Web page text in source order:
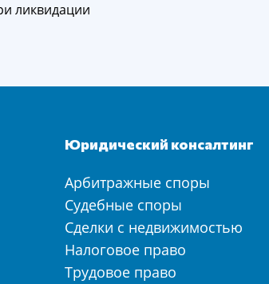
ликвидации
Юридический консалтинг
Арбитражные споры
Судебные споры
Сделки с недвижимостью
Налоговое право
Трудовое право